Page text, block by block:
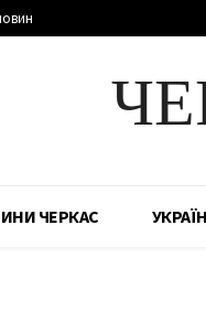
ЧЕРКАС